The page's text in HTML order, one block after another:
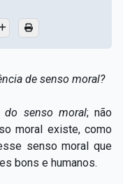
de senso moral?
do senso moral; não
moral existe, como
senso moral que
bons e humanos.